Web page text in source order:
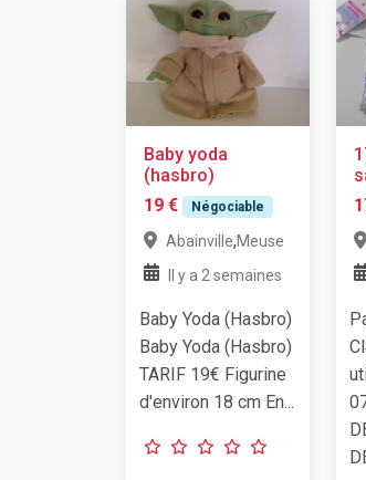
Baby yoda
(hasbro)
19 €
Négociable
Abainville,Meuse
Il y a 2 semaines
Baby Yoda (Hasbro)
Baby Yoda (Hasbro)
TARIF 19€ Figurine
d'environ 18 cm En...